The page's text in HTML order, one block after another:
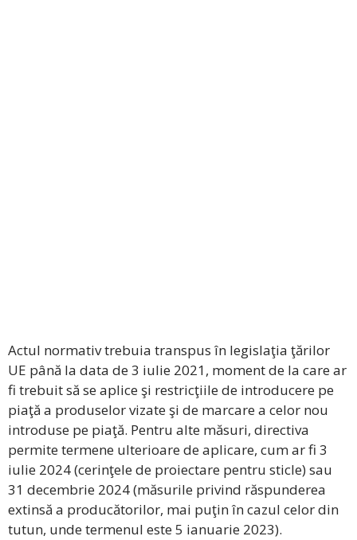
Actul normativ trebuia transpus în legislaţia ţărilor
UE până la data de 3 iulie 2021, moment de la care ar
fi trebuit să se aplice şi restricţiile de introducere pe
piaţă a produselor vizate şi de marcare a celor nou
introduse pe piaţă. Pentru alte măsuri, directiva
permite termene ulterioare de aplicare, cum ar fi 3
iulie 2024 (cerinţele de proiectare pentru sticle) sau
31 decembrie 2024 (măsurile privind răspunderea
extinsă a producătorilor, mai puţin în cazul celor din
tutun, unde termenul este 5 ianuarie 2023).